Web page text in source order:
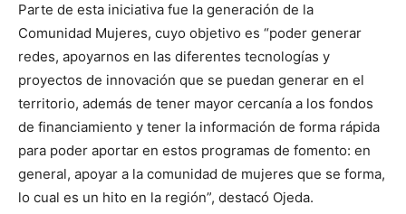
Parte de esta iniciativa fue la generación de la
Comunidad Mujeres, cuyo objetivo es “poder generar
redes, apoyarnos en las diferentes tecnologías y
proyectos de innovación que se puedan generar en el
territorio, además de tener mayor cercanía a los fondos
de financiamiento y tener la información de forma rápida
para poder aportar en estos programas de fomento: en
general, apoyar a la comunidad de mujeres que se forma,
lo cual es un hito en la región”, destacó Ojeda.